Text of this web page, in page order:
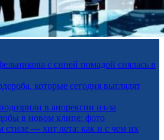
с синей помадой снялась в
которые сегодня выглядят
в анорексии из-за
в новом клипе: фото
— хит лета: как и с чем их